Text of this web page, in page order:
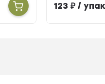
123₽ / упак